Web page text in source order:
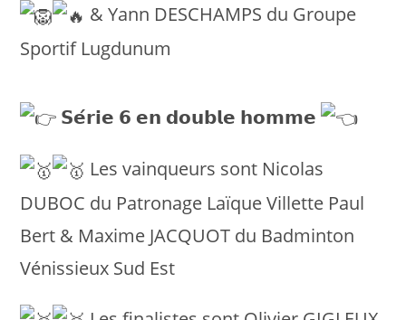
& Yann DESCHAMPS du Groupe
Sportif Lugdunum
𝗦𝗲́𝗿𝗶𝗲 𝟲 𝗲𝗻 𝗱𝗼𝘂𝗯𝗹𝗲 𝗵𝗼𝗺𝗺𝗲
Les vainqueurs sont Nicolas
DUBOC du Patronage Laïque Villette Paul
Bert & Maxime JACQUOT du Badminton
Vénissieux Sud Est